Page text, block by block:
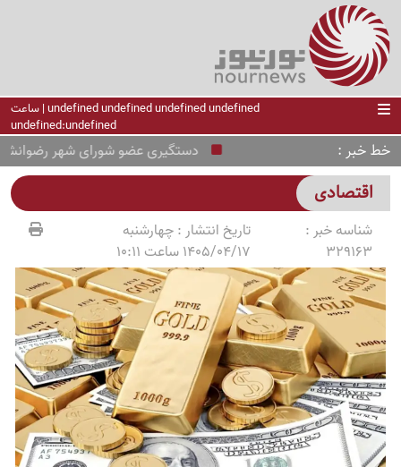
undefined undefined undefined undefined | ساعت
undefined:undefined
خط خبر دستگیری عضو شورای شهر رضوانشهر در
اقتصادی
شناسه خبر :
329163
تاریخ انتشار :چهارشنبه
1405/04/17 ساعت 10:11